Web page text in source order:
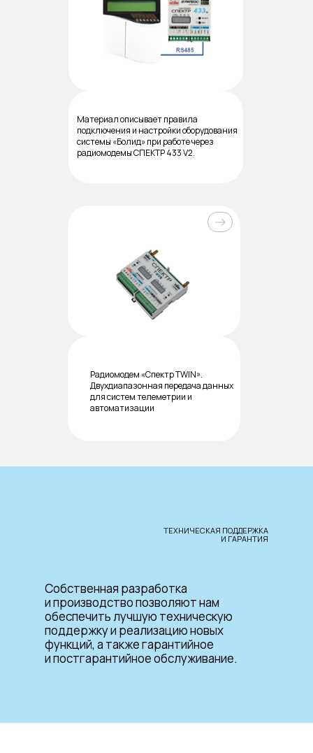
Материал описывает правила
подключения и настройки оборудования
системы «Болид» при работе через
радиомодемы СПЕКТР 433 V2.
Радиомодем «Спектр TWIN».
Двухдиапазонная передача данных
для систем телеметрии и
автоматизации
Собственная разработка
и производство позволяют нам
обеспечить лучшую техническую
поддержку и реализацию новых
функций, а также гарантийное
и постгарантийное обслуживание.
ТЕХНИЧЕСКАЯ ПОДДЕРЖКА
И ГАРАНТИЯ